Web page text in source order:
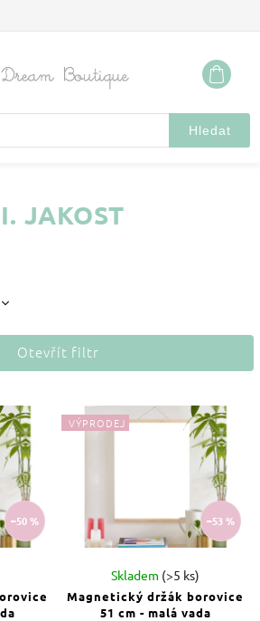
Hledat
JAKOST
Otevřít filtr
–50 %
VÝPRODEJ
–53 %
Magnetický držák borovice
51 cm - malá vada
Skladem (>5 ks)